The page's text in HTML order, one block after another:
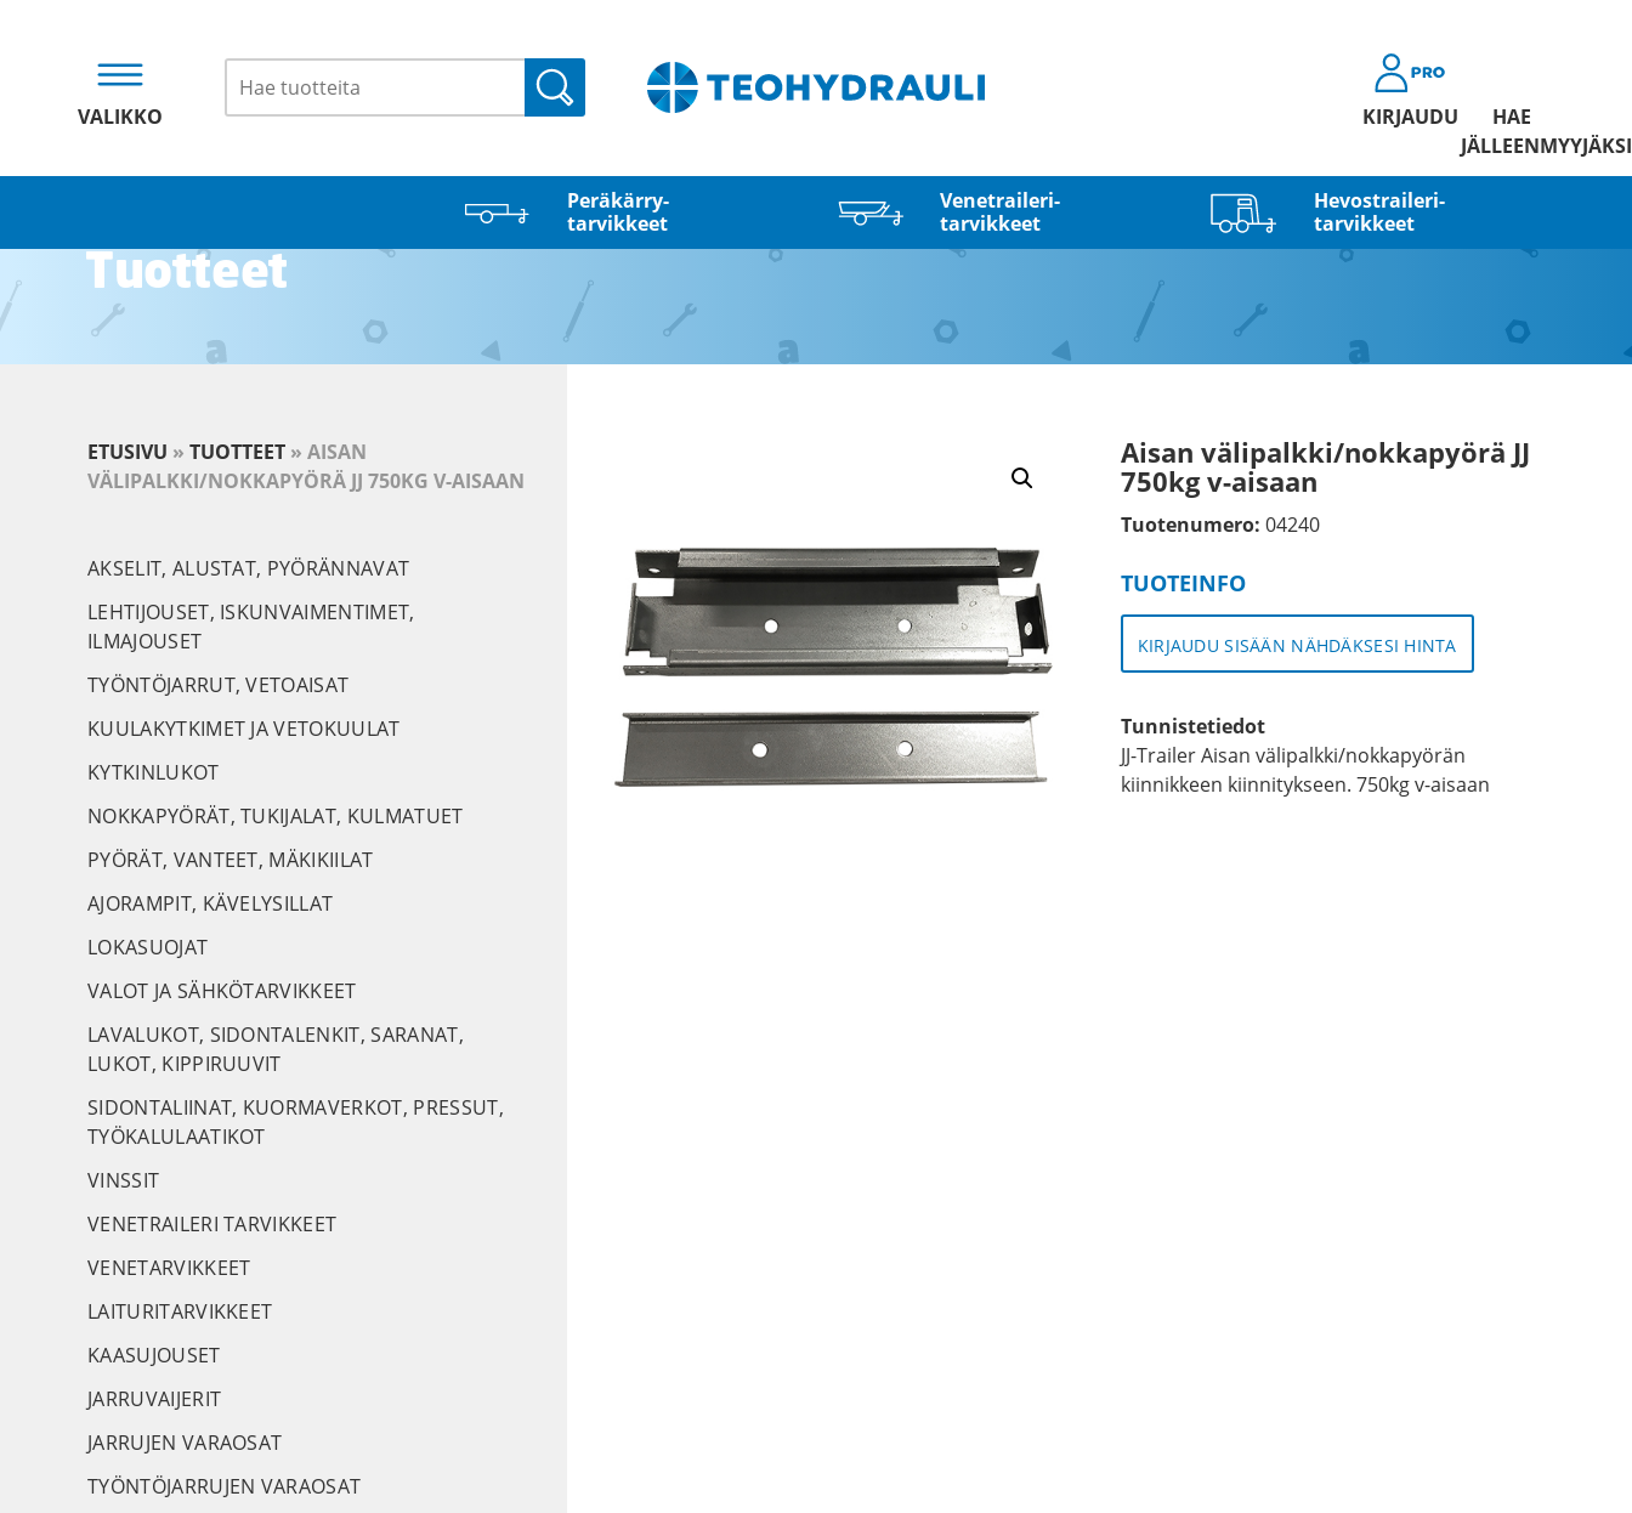
VALIKKO
Haku
KIRJAUDU
HAE
JÄLLEENMYYJÄKSI
Peräkärry­
tarvikkeet
Venetraileri­
tarvikkeet
Hevostraileri­
tarvikkeet
Tuotteet
Aisan välipalkki/nokkapyörä JJ
750kg v-aisaan
Tuotenumero: 04240
TUOTEINFO
KIRJAUDU SISÄÄN NÄHDÄKSESI HINTA
Tunnistetiedot
JJ-Trailer Aisan välipalkki/nokkapyörän
kiinnikkeen kiinnitykseen. 750kg v-aisaan
ETUSIVU » TUOTTEET » AISAN
VÄLIPALKKI/NOKKAPYÖRÄ JJ 750KG V-AISAAN
AKSELIT, ALUSTAT, PYÖRÄNNAVAT
LEHTIJOUSET, ISKUNVAIMENTIMET,
ILMAJOUSET
TYÖNTÖJARRUT, VETOAISAT
KUULAKYTKIMET JA VETOKUULAT
KYTKINLUKOT
NOKKAPYÖRÄT, TUKIJALAT, KULMATUET
PYÖRÄT, VANTEET, MÄKIKIILAT
AJORAMPIT, KÄVELYSILLAT
LOKASUOJAT
VALOT JA SÄHKÖTARVIKKEET
LAVALUKOT, SIDONTALENKIT, SARANAT,
LUKOT, KIPPIRUUVIT
SIDONTALIINAT, KUORMAVERKOT, PRESSUT,
TYÖKALULAATIKOT
VINSSIT
VENETRAILERI TARVIKKEET
VENETARVIKKEET
LAITURITARVIKKEET
KAASUJOUSET
JARRUVAIJERIT
JARRUJEN VARAOSAT
TYÖNTÖJARRUJEN VARAOSAT